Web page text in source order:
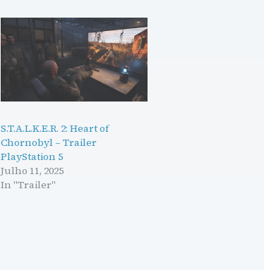
S.T.A.L.K.E.R. 2: Heart of
Chornobyl – Trailer
PlayStation 5
Julho 11, 2025
In "Trailer"